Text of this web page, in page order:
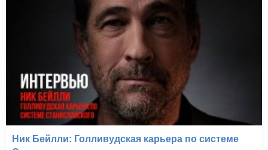
Ник Бейлли: Голливудская карьера по системе